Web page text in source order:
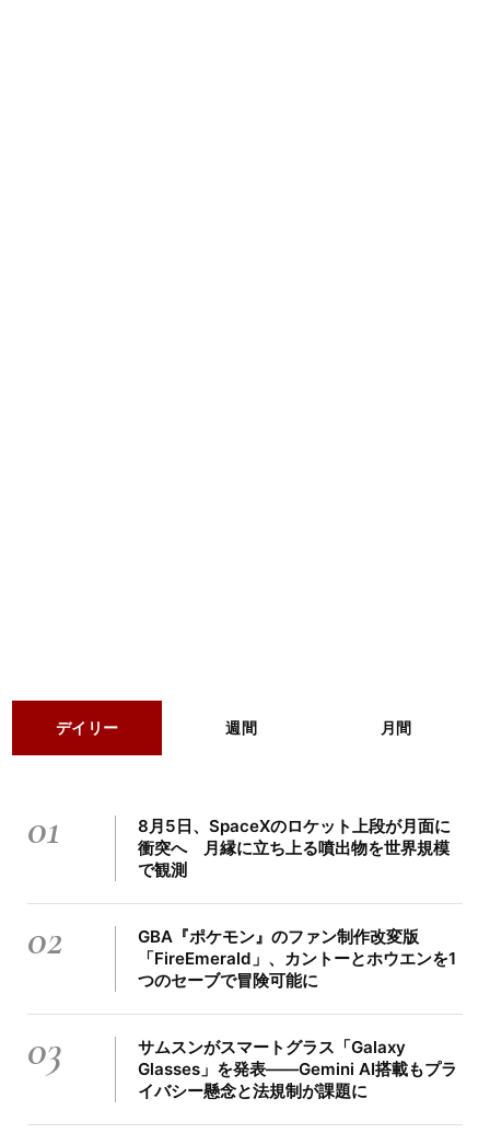
デイリー 週間 月間
01
8月5日、SpaceXのロケット上段が月面に
衝突へ 月縁に立ち上る噴出物を世界規模
で観測
02
GBA『ポケモン』のファン制作改変版
「FireEmerald」、カントーとホウエンを1
つのセーブで冒険可能に
03
サムスンがスマートグラス「Galaxy
Glasses」を発表――Gemini AI搭載もプラ
イバシー懸念と法規制が課題に